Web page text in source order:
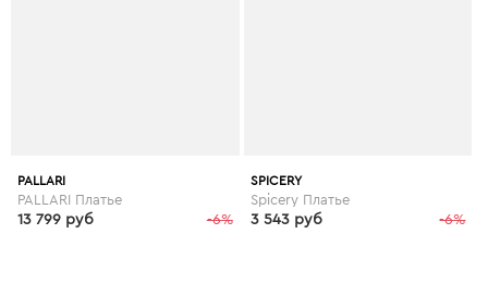
PALLARI
PALLARI Платье
-6%
13 799 руб
SPICERY
Spicery Платье
-6%
3 543 руб